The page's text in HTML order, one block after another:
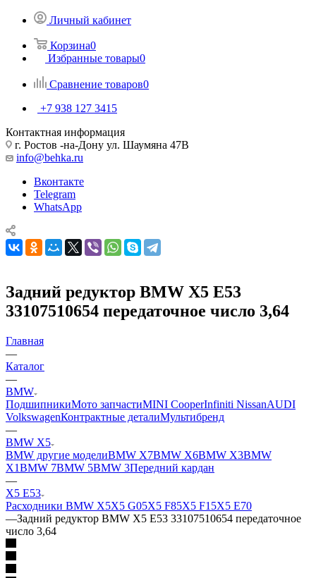
Личный кабинет
Корзина0
Избранные товары0
Сравнение товаров0
+7 938 127 3415
Контактная информация
г. Ростов -на-Дону ул. Шаумяна 47В
info@behka.ru
Вконтакте
Telegram
WhatsApp
Задний редуктор BMW X5 E53
33107510654 передаточное число 3,64
Главная
—
Каталог
—
BMW
ПодшипникиМото запчастиMINI CooperInfiniti NissanAUDI
VolkswagenКонтрактные деталиМультибренд
—
BMW X5
BMW другие моделиBMW X7BMW X6BMW X3BMW
X1BMW 7BMW 5BMW 3Передний кардан
—
X5 E53
Расходники BMW X5X5 G05X5 F85X5 F15X5 E70
—Задний редуктор BMW X5 E53 33107510654 передаточное
число 3,64